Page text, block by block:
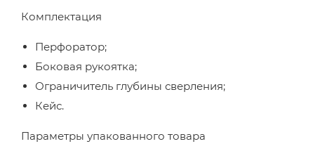
Комплектация
Перфоратор;
Боковая рукоятка;
Ограничитель глубины сверления;
Кейс.
Параметры упакованного товара